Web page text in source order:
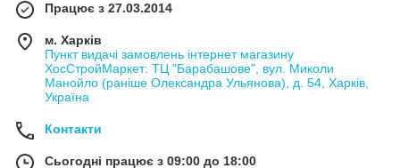
Працює з 27.03.2014
м. Харків
Пункт видачі замовлень інтернет магазину
ХосСтройМаркет: ТЦ "Барабашове", вул. Миколи
Манойло (раніше Олександра Ульянова), д. 54, Харків,
Україна
Контакти
Сьогодні працює з 09:00 до 18:00